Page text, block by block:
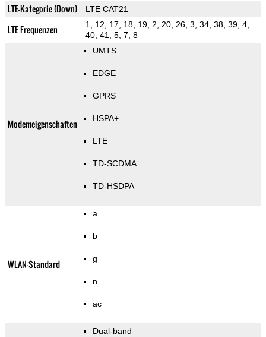
LTE-Kategorie (Down) LTE CAT21
LTE Frequenzen
1, 12, 17, 18, 19, 2, 20, 26, 3, 34, 38, 39, 4,
40, 41, 5, 7, 8
Modemeigenschaften
UMTS
EDGE
GPRS
HSPA+
LTE
TD-SCDMA
TD-HSDPA
WLAN-Standard
a
b
g
n
ac
Dual-band